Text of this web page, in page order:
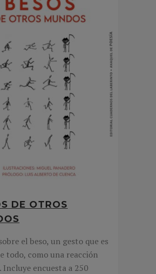
DE OTROS
el beso, un gesto que es
todo, como una reacción
Incluye encuesta a 250